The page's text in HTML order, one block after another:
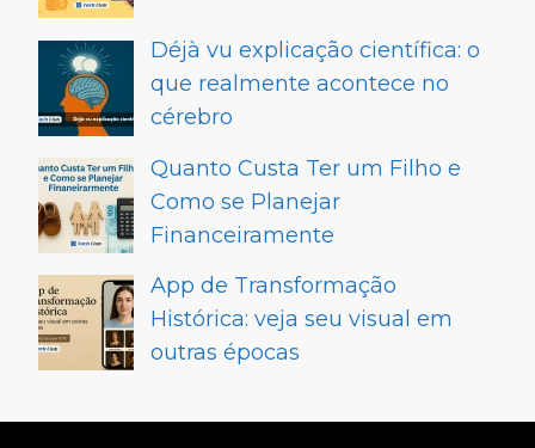
Déjà vu explicação científica: o
que realmente acontece no
cérebro
Quanto Custa Ter um Filho e
Como se Planejar
Financeiramente
App de Transformação
Histórica: veja seu visual em
outras épocas